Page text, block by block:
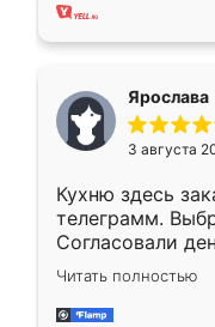
Ярослава
3 августа
Кухню здесь
телеграмм.
Согласовали
недели кухня
довольны
мебель за
Читать полностью